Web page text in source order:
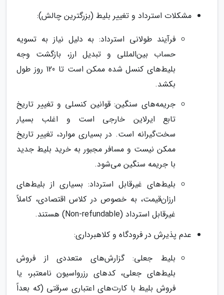
مشکلات استرداد و تغییر بلیط (بزرگترین چالش):
فرآیند طولانی استرداد: به دلیل نیاز به تسویه
حساب بین‌المللی و تبدیل ارز، بازگشت وجه
بلیط‌های کنسل شده ممکن است تا 120 روز طول
بکشد.
جریمه‌های سنگین: قوانین کنسلی و تغییر تاریخ
تابع ایرلاین خارجی است و اغلب بسیار
سخت‌گیرانه است. در بسیاری موارد، تغییر تاریخ
ممکن نیست و مسافر مجبور به خرید بلیط جدید
با جریمه سنگین می‌شود.
بلیط‌های غیرقابل استرداد: بسیاری از بلیط‌های
ارزان‌قیمت، به خصوص در کلاس اقتصادی، کاملاً
غیرقابل استرداد (Non-refundable) هستند.
عدم پذیرش در فرودگاه و کلاهبرداری:
بلیط جعلی: گزارش‌های متعددی از فروش
بلیط‌های جعلی، کدهای رزرواسیون نامعتبر، یا
فروش بلیط با کارت‌های اعتباری سرقتی (که بعداً